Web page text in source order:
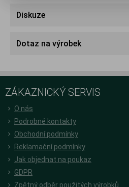
Diskuze
Dotaz na výrobek
ZÁKAZNICKÝ SERVIS
O nás
Podrobné kontakty
Obchodní podmínky
Reklamační podmínky
Jak objednat na poukaz
GDPR
Zpětný odběr použitých výrobků